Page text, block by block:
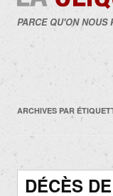
PARCE QU'ON NOUS
ARCHIVES PAR
DÉCÈS